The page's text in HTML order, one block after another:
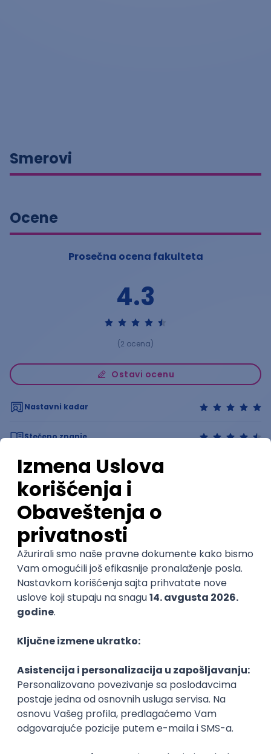
Smerovi
Ocene
Prosečna ocena fakulteta
4.3
(2 ocena)
Ostavi ocenu
Nastavni kadar
Stečeno znanje
Karijerne mogućnosti
Sve ocene
Student708
Student 5. godine
Smer:
Student404
Student 3. godine
Smer:Pedagogija